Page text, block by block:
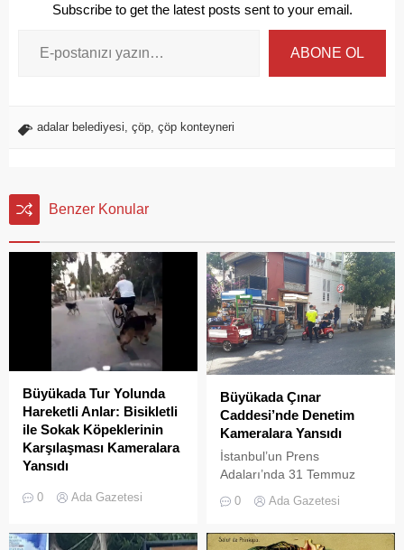
Subscribe to get the latest posts sent to your email.
ABONE OL
adalar belediyesi çöp çöp konteyneri
Benzer Konular
Büyükada Tur Yolunda
Hareketli Anlar: Bisikletli
ile Sokak Köpeklerinin
Karşılaşması Kameralara
Yansıdı
halindeki bir bisikletli ile
yaşanan hareketli anlar cep
0 Ada Gazetesi
Büyükada Çınar
Caddesi’nde Denetim
Kameralara Yansıdı
İstanbul’un Prens
Adaları’nda 31 Temmuz
2026 itibarıyla süresi dolan
L2 sınıfı (3 tekerlekli)
ardından başlayan
0 Ada Gazetesi